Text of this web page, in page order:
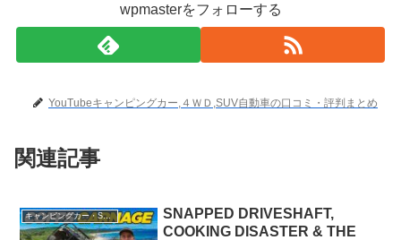
wpmasterをフォローする
YouTubeキャンピングカー,４ＷＤ,SUV自動車の口コミ・評判まとめ
関連記事
キャンピングカー・SUV人気車種
SNAPPED DRIVESHAFT,
COOKING DISASTER & THE